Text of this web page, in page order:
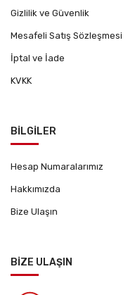
Gizlilik ve Güvenlik
Mesafeli Satış Sözleşmesi
İptal ve İade
KVKK
BİLGİLER
Hesap Numaralarımız
Hakkımızda
Bize Ulaşın
BİZE ULAŞIN